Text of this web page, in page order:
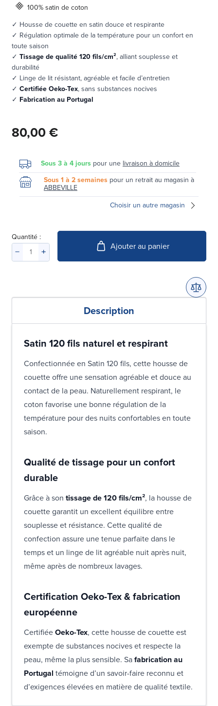
100% satin de coton
✓ Housse de couette en satin douce et respirante
✓ Régulation optimale de la température pour un confort en
toute saison
✓ Tissage de qualité 120 fils/cm², alliant souplesse et
durabilité
✓ Linge de lit résistant, agréable et facile d’entretien
✓ Certifiée Oeko-Tex, sans substances nocives
✓ Fabrication au Portugal
80,00 €
Sous 3 à 4 jours pour une livraison à domicile
Sous 1 à 2 semaines pour un retrait au magasin à
ABBEVILLE
Choisir un autre magasin
Quantité :
Ajouter au panier
Description
Satin 120 fils naturel et respirant
Confectionnée en Satin 120 fils, cette housse de
couette offre une sensation agréable et douce au
contact de la peau. Naturellement respirant, le
coton favorise une bonne régulation de la
température pour des nuits confortables en toute
saison.
Qualité de tissage pour un confort
durable
Grâce à son tissage de 120 fils/cm², la housse de
couette garantit un excellent équilibre entre
souplesse et résistance. Cette qualité de
confection assure une tenue parfaite dans le
temps et un linge de lit agréable nuit après nuit,
même après de nombreux lavages.
Certification Oeko-Tex & fabrication
européenne
CertifiéeOeko-Tex, cette housse de couette est
exempte de substances nocives et respecte la
peau, même la plus sensible. Safabrication au
Portugal témoigne d’un savoir-faire reconnu et
d’exigences élevées en matière de qualité textile.